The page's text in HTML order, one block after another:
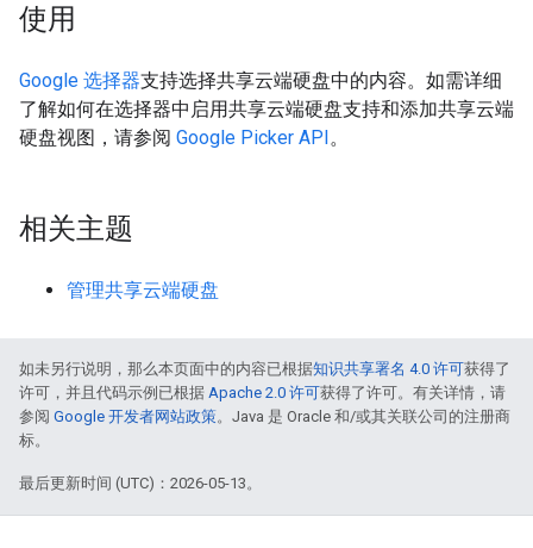
使用
Google 选择器支持选择共享云端硬盘中的内容。如需详细
了解如何在选择器中启用共享云端硬盘支持和添加共享云端
硬盘视图，请参阅 Google Picker API。
相关主题
管理共享云端硬盘
如未另行说明，那么本页面中的内容已根据知识共享署名 4.0 许可获得了
许可，并且代码示例已根据 Apache 2.0 许可获得了许可。有关详情，请
参阅 Google 开发者网站政策。Java 是 Oracle 和/或其关联公司的注册商
标。
最后更新时间 (UTC)：2026-05-13。